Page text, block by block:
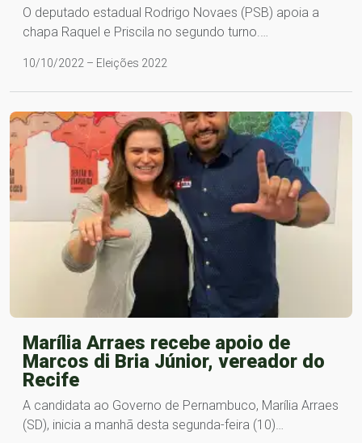
O deputado estadual Rodrigo Novaes (PSB) apoia a
chapa Raquel e Priscila no segundo turno.…
10/10/2022 – Eleições 2022
Marília Arraes recebe apoio de
Marcos di Bria Júnior, vereador do
Recife
A candidata ao Governo de Pernambuco, Marília Arraes
(SD), inicia a manhã desta segunda-feira (10)…